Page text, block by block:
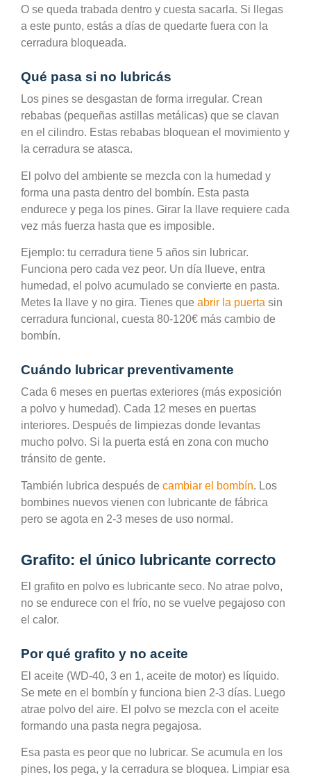
O se queda trabada dentro y cuesta sacarla. Si llegas
a este punto, estás a días de quedarte fuera con la
cerradura bloqueada.
Qué pasa si no lubricás
Los pines se desgastan de forma irregular. Crean
rebabas (pequeñas astillas metálicas) que se clavan
en el cilindro. Estas rebabas bloquean el movimiento y
la cerradura se atasca.
El polvo del ambiente se mezcla con la humedad y
forma una pasta dentro del bombín. Esta pasta
endurece y pega los pines. Girar la llave requiere cada
vez más fuerza hasta que es imposible.
Ejemplo: tu cerradura tiene 5 años sin lubricar.
Funciona pero cada vez peor. Un día llueve, entra
humedad, el polvo acumulado se convierte en pasta.
Metes la llave y no gira. Tienes que abrir la puerta sin
cerradura funcional, cuesta 80-120€ más cambio de
bombín.
Cuándo lubricar preventivamente
Cada 6 meses en puertas exteriores (más exposición
a polvo y humedad). Cada 12 meses en puertas
interiores. Después de limpiezas donde levantas
mucho polvo. Si la puerta está en zona con mucho
tránsito de gente.
También lubrica después de cambiar el bombín. Los
bombines nuevos vienen con lubricante de fábrica
pero se agota en 2-3 meses de uso normal.
Grafito: el único lubricante correcto
El grafito en polvo es lubricante seco. No atrae polvo,
no se endurece con el frío, no se vuelve pegajoso con
el calor.
Por qué grafito y no aceite
El aceite (WD-40, 3 en 1, aceite de motor) es líquido.
Se mete en el bombín y funciona bien 2-3 días. Luego
atrae polvo del aire. El polvo se mezcla con el aceite
formando una pasta negra pegajosa.
Esa pasta es peor que no lubricar. Se acumula en los
pines, los pega, y la cerradura se bloquea. Limpiar esa